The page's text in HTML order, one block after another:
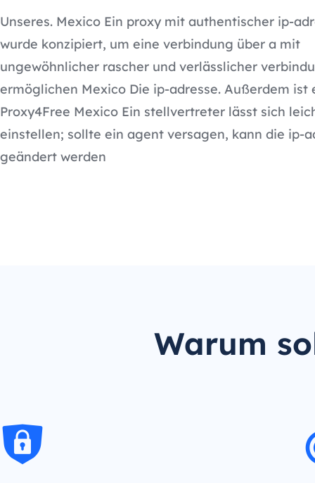
Unseres. Mexico Ein proxy mit authentischer ip-
wurde konzipiert, um eine verbindung über a mit
ungewöhnlicher rascher und verlässlicher
ermöglichen Mexico Die ip-adresse. Außerdem ist
Proxy4Free Mexico Ein stellvertreter lässt sich
einstellen; sollte ein agent versagen, kann die ip-
geändert werden
Warum